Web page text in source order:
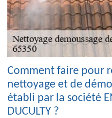
Comment faire pour
nettoyage et de
établi par la société
DUCULTY ?